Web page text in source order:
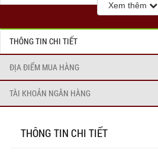
Xem thêm
THÔNG TIN CHI TIẾT
ĐỊA ĐIỂM MUA HÀNG
TÀI KHOẢN NGÂN HÀNG
THÔNG TIN CHI TIẾT